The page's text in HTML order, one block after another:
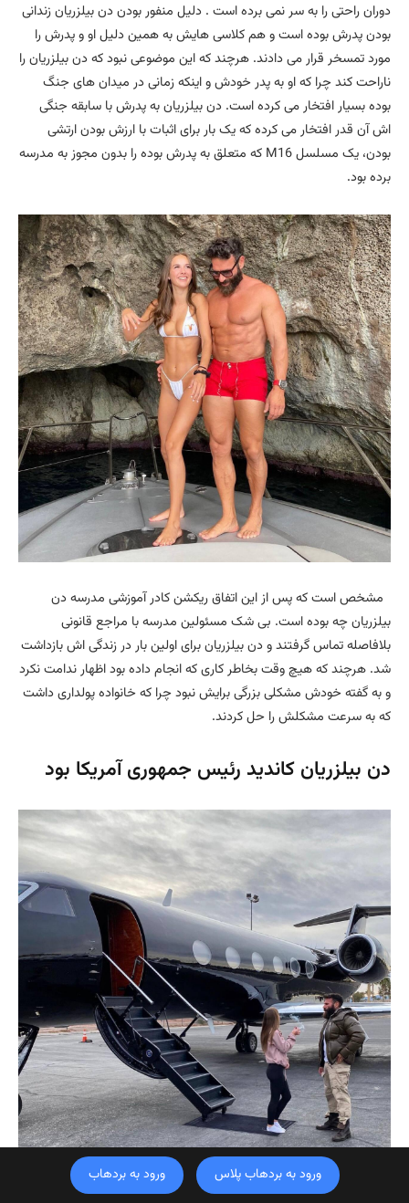
دوران راحتی را به سر نمی برده است . دلیل منفور بودن دن بیلزریان زندانی
بودن پدرش بوده است و هم کلاسی هایش به همین دلیل او و پدرش را
مورد تمسخر قرار می دادند. هرچند که این موضوعی نبود که دن بیلزریان را
ناراحت کند چرا که او به پدر خودش و اینکه زمانی در میدان های جنگ
بوده بسیار افتخار می کرده است. دن بیلزریان به پدرش با سابقه جنگی
اش آن قدر افتخار می کرده که یک بار برای اثبات با ارزش بودن ارتشی
بودن، یک مسلسل M16 که متعلق به پدرش بوده را بدون مجوز به مدرسه
برده بود.
مشخص است که پس از این اتفاق ریکشن کادر آموزشی مدرسه دن
بیلزریان چه بوده است. بی شک مسئولین مدرسه با مراجع قانونی
بلافاصله تماس گرفتند و دن بیلزریان برای اولین بار در زندگی اش بازداشت
شد. هرچند که هیچ وقت بخاطر کاری که انجام داده بود اظهار ندامت نکرد
و به گفته خودش مشکلی بزرگی برایش نبود چرا که خانواده پولداری داشت
که به سرعت مشکلش را حل کردند.
دن بیلزریان کاندید رئیس جمهوری آمریکا بود
آیا می توانید شخصی همانند دن بیلزریان را به عنوان رئیس جمهور یکی از
ورود به بردهاب پلاس ورود به بردهاب